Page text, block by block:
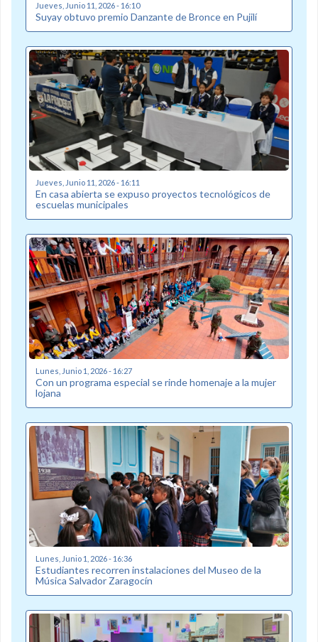
Jueves, Junio 11, 2026 - 16:10
Suyay obtuvo premio Danzante de Bronce en Pujilí
Jueves, Junio 11, 2026 - 16:11
En casa abierta se expuso proyectos tecnológicos de
escuelas municipales
Lunes, Junio 1, 2026 - 16:27
Con un programa especial se rinde homenaje a la mujer
lojana
Lunes, Junio 1, 2026 - 16:36
Estudiantes recorren instalaciones del Museo de la
Música Salvador Zaragocín